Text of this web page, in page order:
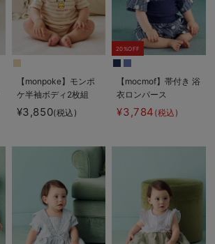
【monpoke】モンポ
ケ半袖ボディ2枚組
¥3,850(税込)
20%OFF
【mocmof】帯付き 浴
衣ロンパース
¥3,784 (税込)